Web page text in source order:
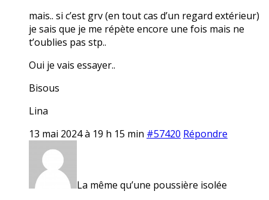
mais.. si c’est grv (en tout cas d’un regard extérieur)
je sais que je me répète encore une fois mais ne
t’oublies pas stp..
Oui je vais essayer..
Bisous
Lina
13 mai 2024 à 19 h 15 min #57420 Répondre
La même qu’une poussière isolée